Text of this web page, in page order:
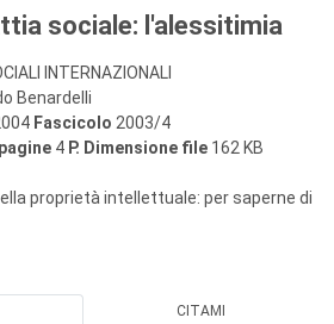
sociale: l'alessitimia
INTERNAZIONALI
Benardelli
Fascicolo 2003/4
4 P. Dimensione file 162 KB
proprietà intellettuale: per saperne di
CITAMI